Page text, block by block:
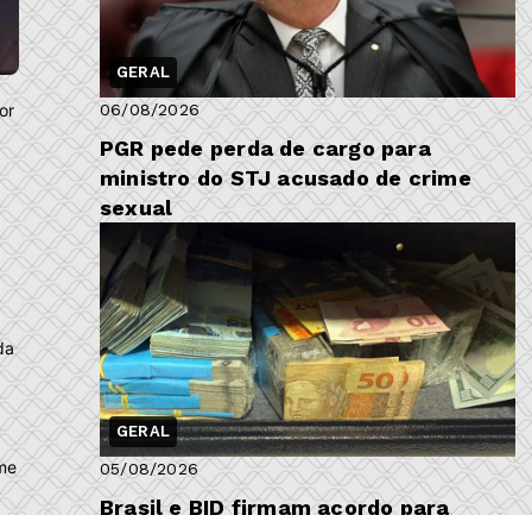
GERAL
06/08/2026
PGR pede perda de cargo para
ministro do STJ acusado de crime
sexual
GERAL
05/08/2026
Brasil e BID firmam acordo para